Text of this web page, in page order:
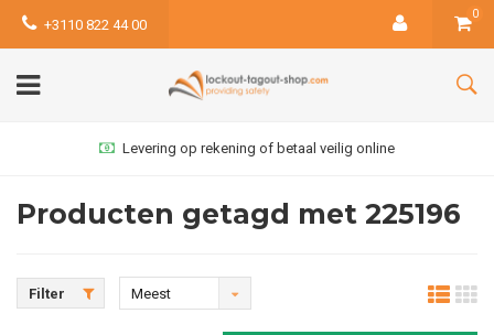
+3110 822 44 00
0
Levering op rekening of betaal veilig online
Producten getagd met 225196
Filter
Meest